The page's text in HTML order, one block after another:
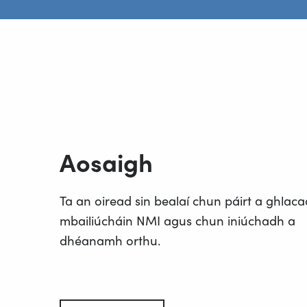
Aosaigh
Ta an oiread sin bealaí chun páirt a
mbailiúcháin NMI agus chun iniúchadh a
dhéanamh orthu.